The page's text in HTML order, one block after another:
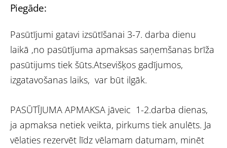
Piegāde:
Pasūtījumi gatavi izsūtīšanai 3-7. darba dienu
laikā ,no pasūtījuma apmaksas saņemšanas brīža
pasūtijums tiek šūts.Atsevišķos gadījumos,
izgatavošanas laiks, var būt ilgāk.
PASŪTĪJUMA APMAKSA jāveic 1-2.darba dienas,
ja apmaksa netiek veikta, pirkums tiek anulēts. Ja
vēlaties rezervēt līdz vēlamam datumam, minēt